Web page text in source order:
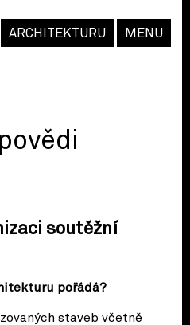
ARCHITEKTURU MENU
soutěžní
pořádá?
staveb včetně